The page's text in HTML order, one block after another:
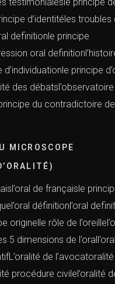
testimonialesle principe
d’identitéles troubles
definitionle principe
oral
principe
des
du contradictoire
MICROSCOPE
de françaisle
définitionl’oral
originelle rôle de
5 dimensions de
de
procédure civilel’oralité